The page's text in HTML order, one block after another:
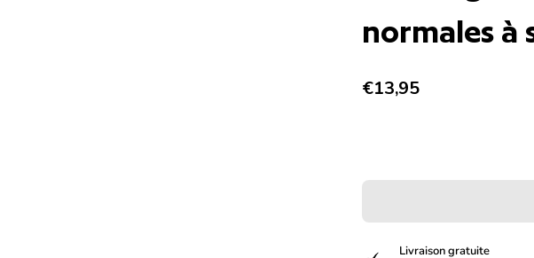
normales à
Prix normal
€13,95
Livraison gratuite